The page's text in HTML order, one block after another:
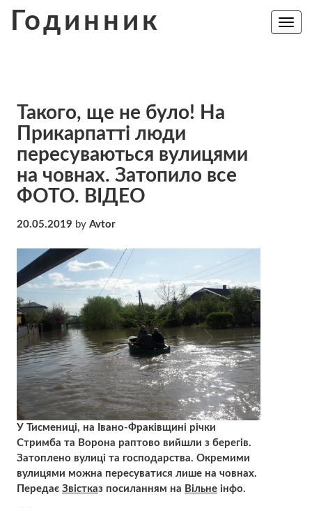
Годинник
Toggle
Такого, ще не було! На
Прикарпатті люди
пересуваються вулицями
на човнах. Затопило все
ФОТО. ВІДЕО
20.05.2019 by Avtor
У Тисмениці, на Івано-Фраківщині річки
Стримба та Ворона раптово вийшли з берегів.
Затоплено вулиці та господарства. Окремими
вулицями можна пересуватися лише на човнах.
Передає Звістказ посиланням на Вільнеінфо.